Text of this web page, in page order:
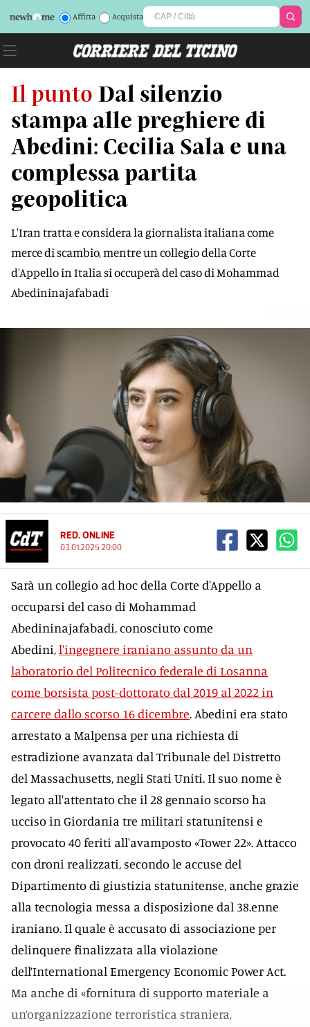
Affitta Acquista
Il punto Dal silenzio
stampa alle preghiere di
Abedini: Cecilia Sala e una
complessa partita
geopolitica
L'Iran tratta e considera la giornalista italiana come
merce di scambio, mentre un collegio della Corte
d'Appello in Italia si occuperà del caso di Mohammad
Abedininajafabadi
RED. ONLINE
03.01.2025 20:00
Sarà un collegio ad hoc della Corte d'Appello a
occuparsi del caso di Mohammad
Abedininajafabadi, conosciuto come
Abedini,l'ingegnere iraniano assunto da un
laboratorio del Politecnico federale di Losanna
come borsista post-dottorato dal 2019 al 2022 in
carcere dallo scorso 16 dicembre. Abedini era stato
arrestato a Malpensa per una richiesta di
estradizione avanzata dal Tribunale del Distretto
del Massachusetts, negli Stati Uniti. Il suo nome è
legato all'attentato che il 28 gennaio scorso ha
ucciso in Giordania tre militari statunitensi e
provocato 40 feriti all'avamposto «Tower 22». Attacco
con droni realizzati, secondo le accuse del
Dipartimento di giustizia statunitense, anche grazie
alla tecnologia messa a disposizione dal 38.enne
iraniano. Il quale è accusato di associazione per
delinquere finalizzata alla violazione
dell’International Emergency Economic Power Act.
Ma anche di «fornitura di supporto materiale a
un’organizzazione terroristica straniera,